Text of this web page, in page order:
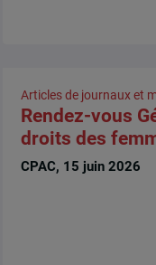
Articles de journaux et
Rendez-vous
droits des
CPAC, 15 juin 2026